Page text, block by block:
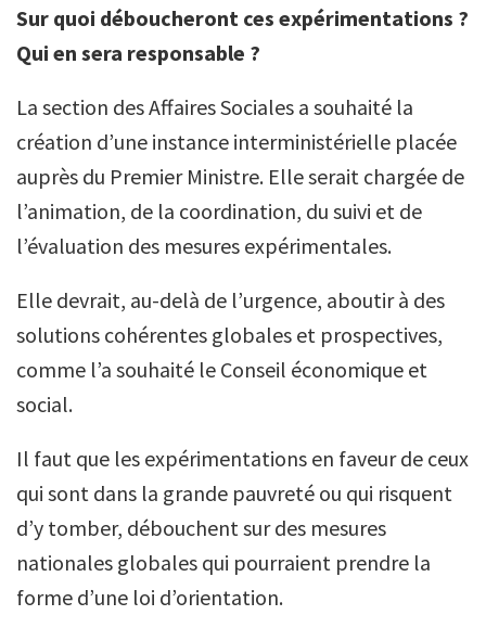
Sur quoi déboucheront ces expérimentations ?
Qui en sera responsable ?
La section des Affaires Sociales a souhaité la
création d’une instance interministérielle placée
auprès du Premier Ministre. Elle serait chargée de
l’animation, de la coordination, du suivi et de
l’évaluation des mesures expérimentales.
Elle devrait, au-delà de l’urgence, aboutir à des
solutions cohérentes globales et prospectives,
comme l’a souhaité le Conseil économique et
social.
Il faut que les expérimentations en faveur de ceux
qui sont dans la grande pauvreté ou qui risquent
d’y tomber, débouchent sur des mesures
nationales globales qui pourraient prendre la
forme d’une loi d’orientation.